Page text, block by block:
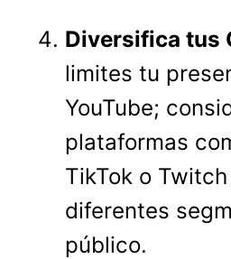
Diversifica tus
limites tu
YouTube;
plataformas
TikTok o
diferentes
público.